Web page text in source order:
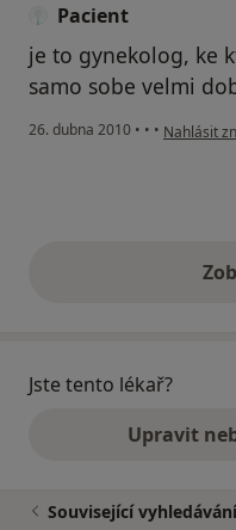
Pacient
je to gynekolog, ke
samo sobe velmi
26. dubna 2010 • • • podle
Nahlásit
Jste tento lékař?
Upravit
Související vyhledávání